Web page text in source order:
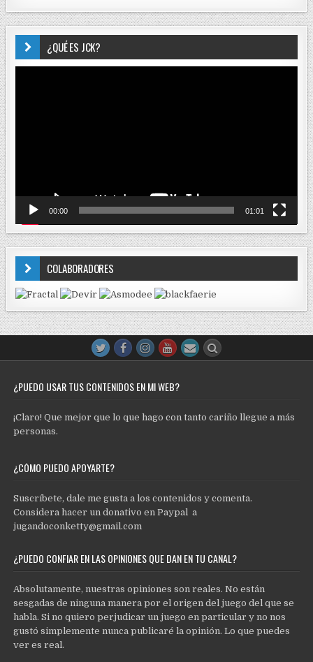
¿QUÉ ES JCK?
00:00 01:01
COLABORADORES
¿PUEDO USAR TUS CONTENIDOS EN MI WEB?
¡Claro! Que mejor que lo que hago con tanto cariño llegue a más
personas.
¿CÓMO PUEDO APOYARTE?
Suscríbete, dale me gusta a los contenidos y comenta.
Considera hacer un donativo en Paypal a
jugandoconketty@gmail.com
¿PUEDO CONFIAR EN LAS OPINIONES QUE DAN EN TU CANAL?
Absolutamente, nuestras opiniones son reales. No están
sesgadas de ninguna manera por el origen del juego del que se
habla. Si no quiero perjudicar un juego en particular y no nos
gustó simplemente nunca publicaré la opinión. Lo que puedes
ver es real.